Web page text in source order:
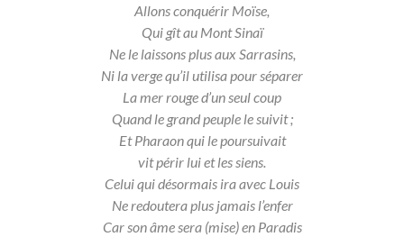
Allons conquérir Moïse,
Qui gît au Mont Sinaï
Ne le laissons plus aux Sarrasins,
Ni la verge qu’il utilisa pour séparer
La mer rouge d’un seul coup
Quand le grand peuple le suivit ;
Et Pharaon qui le poursuivait
vit périr lui et les siens.
Celui qui désormais ira avec Louis
Ne redoutera plus jamais l’enfer
Car son âme sera (mise) en Paradis